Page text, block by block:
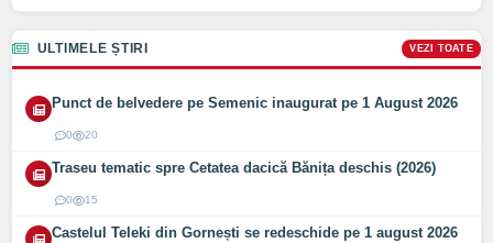
ULTIMELE ȘTIRI VEZI TOATE
Punct de belvedere pe Semenic inaugurat pe 1 August 2026
0 20
Traseu tematic spre Cetatea dacică Bănița deschis (2026)
0 15
Castelul Teleki din Gornești se redeschide pe 1 august 2026